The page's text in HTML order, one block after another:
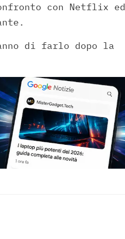
con Netflix ed
di farlo dopo la